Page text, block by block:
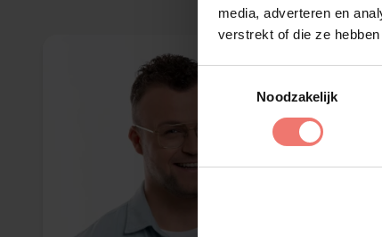
media, adverteren en
verstrekt of die ze
Noodzakelijk